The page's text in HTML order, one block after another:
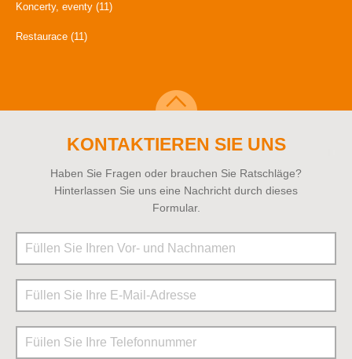
Koncerty, eventy (11)
Restaurace (11)
KONTAKTIEREN SIE UNS
Haben Sie Fragen oder brauchen Sie Ratschläge?
Hinterlassen Sie uns eine Nachricht durch dieses
Formular.